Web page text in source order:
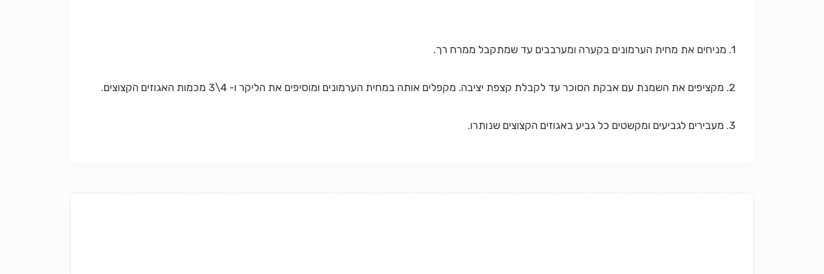
1. מניחים את מחית הערמונים בקערה ומערבבים עד שמתקבל ממרח רך.
2. מקציפים את השמנת עם אבקת הסוכר עד לקבלת קצפת יציבה. מקפלים אותה במחית הערמונים ומוסיפים את הליקר ו- 4\3 מכמות האגוזים הקצוצים.
3. מעבירים לגביעים ומקשטים כל גביע באגוזים הקצוצים שנותרו.